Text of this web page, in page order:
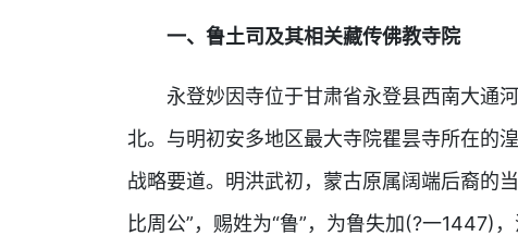
一、鲁土司及其相关藏传佛教寺院
永登妙因寺位于甘肃省永登县西南大通
北。与明初安多地区最大寺院瞿昙寺所在的
战略要道。明洪武初，蒙古原属阔端后裔的
比周公”，赐姓为“鲁”，为鲁失加(?一1447)